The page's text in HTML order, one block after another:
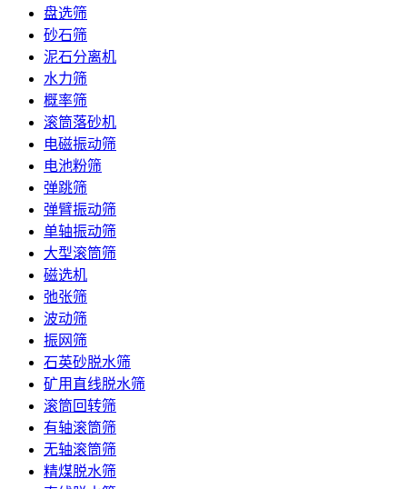
盘选筛
砂石筛
泥石分离机
水力筛
概率筛
滚筒落砂机
电磁振动筛
电池粉筛
弹跳筛
弹臂振动筛
单轴振动筛
大型滚筒筛
磁选机
弛张筛
波动筛
振网筛
石英砂脱水筛
矿用直线脱水筛
滚筒回转筛
有轴滚筒筛
无轴滚筒筛
精煤脱水筛